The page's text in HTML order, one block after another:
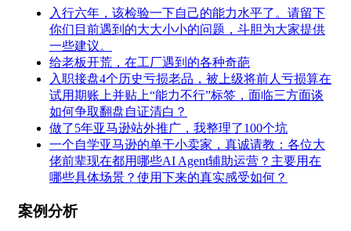
入行六年，该检验一下自己的能力水平了。请留下
你们目前遇到的大大小小的问题，斗胆为大家提供
一些建议。
给老板开荒，在工厂遇到的各种奇葩
入职接盘4个历史亏损老品，被上级将前人亏损算在
试用期账上并贴上“能力不行”标签，面临三方面谈
如何争取翻盘自证清白？
做了5年亚马逊站外推广，我整理了100个坑
一个自学亚马逊的单干小卖家，真诚请教：各位大
佬前辈现在都用哪些AI Agent辅助运营？主要用在
哪些具体场景？使用下来的真实感受如何？
案例分析